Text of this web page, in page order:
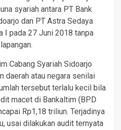
syariah antara PT Bank
dan PT Astra Sedaya
I pada 27 Juni 2018 tanpa
Cabang Syariah Sidoarjo
daerah atau negara senilai
tersebut terlalu kecil bila
macet di Bankaltim (BPD
Rp1,18 triliun. Terjadinya
usai dilakukan audit ternyata